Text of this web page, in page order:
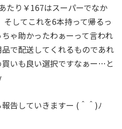
たり￥167はスーパーでなか
してこれを6本持って帰るっ
ゃ助かったわぁーって言われ
で配送してくれるものであれ
いも良い選択ですなぁー…と
告していきますー (＾＾)ﾉ